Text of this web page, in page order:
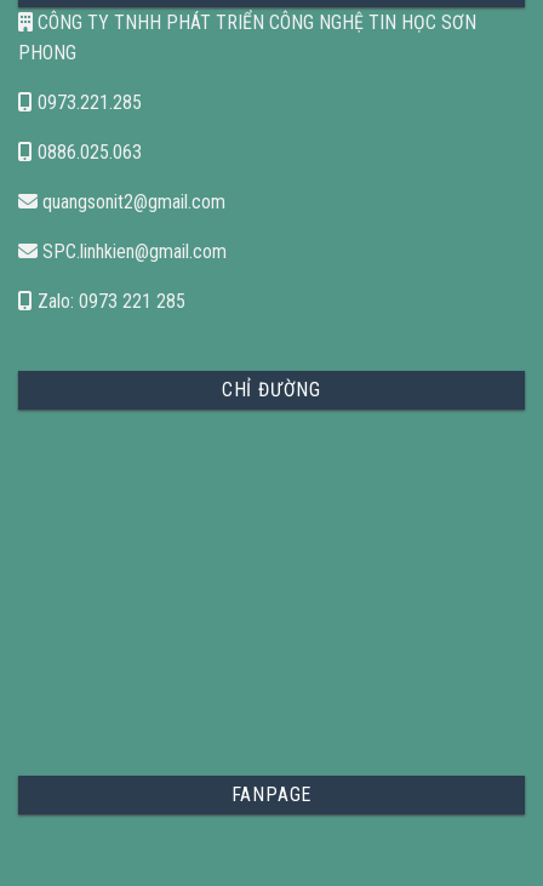
CÔNG TY TNHH PHÁT TRIỂN CÔNG NGHỆ TIN HỌC SƠN
PHONG
0973.221.285
0886.025.063
quangsonit2@gmail.com
SPC.linhkien@gmail.com
Zalo: 0973 221 285
CHỈ ĐƯỜNG
FANPAGE